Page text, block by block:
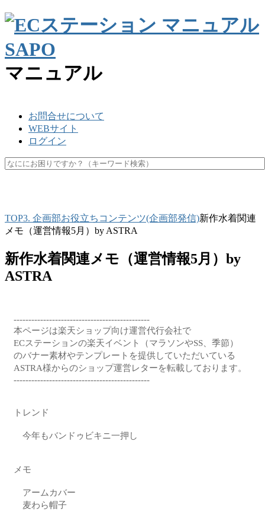
マニュアル
お問合せについて
WEBサイト
ログイン
TOP3. 企画部お役立ちコンテンツ(企画部発信)新作水着関連
メモ（運営情報5月）by ASTRA
新作水着関連メモ（運営情報5月）by
ASTRA
----------------------------------------------
本ページは楽天ショップ向け運営代行会社で
ECステーションの楽天イベント（マラソンやSS、季節）
のバナー素材やテンプレートを提供していただいている
ASTRA様からのショップ運営レターを転載しております。
----------------------------------------------
トレンド
今年もバンドゥビキニ一押し
メモ
アームカバー
麦わら帽子